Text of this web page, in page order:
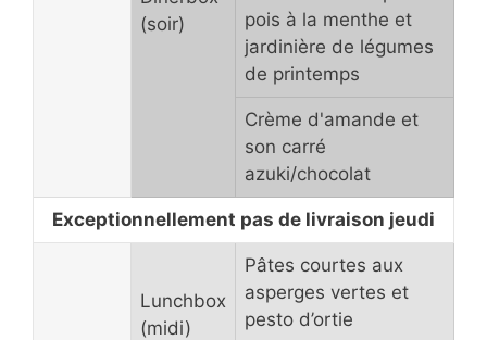
(soir)
pois à la menthe et
jardinière de légumes
de printemps
Crème d'amande et
son carré
azuki/chocolat
Exceptionnellement pas de livraison jeudi
Lunchbox
(midi)
Pâtes courtes aux
asperges vertes et
pesto d’ortie